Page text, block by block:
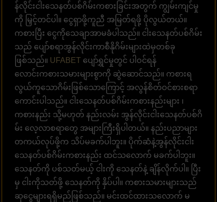
န်လိုင်းငါးသေနတ်ပစ်ဂိမ်းကစားခြင်းအတွက် ကျွမ်းကျင်မှု
ကို မြှင့်တင်ပါ။ ငွေရှာဖို့ကူညီ အမြတ်ရဖို့ ပိုလွယ်တယ်။
ကစားပြီး ငွေကိုသေချာအာမခံပါသည်။ ငါးသေနတ်ပစ်ဂိမ်း
သည် ပျော်စရာအွန်လိုင်းကာစီနိုဂိမ်းများထဲမှတစ်ခု
ဖြစ်သည်။ UFABET ပျော်ရွှင်မှုတွင် ပါဝင်ရန်
လောင်းကစားသမားများစွာကို ဆွဲဆောင်သည်။ ကစားရ
လွယ်ကူသောဂိမ်းဖြစ်သောကြောင့် အလွန်စိတ်ဝင်စားစရာ
ကောင်းပါသည်။ ငါးသေနတ်ပစ်ဂိမ်းကစားနည်းများ ၊
ကစားနည်း သို့မဟုတ် နည်းလမ်း အွန်လိုင်းငါးသေနတ်ပစ်ဂိ
မ်း လေ့လာစရာတွေ အများကြီးရှိပါတယ်။ နည်းပညာများ
တကယ်လုပ်ဖို့က သိပ်မခက်ပါဘူး။ ပိုက်ဆံနဲ့အွန်လိုင်းငါး
သေနတ်ပစ်ဂိမ်းကစားနည်း ထင်သလောက် မခက်ပါဘူး။
သေနတ်ကို ပစ်သတ်မယ့် ငါးကို သေနတ်နဲ့ ချိန်လိုက်ပါ။ ပြီး
မှ ငါးကိုသတ်ဖို့ သေနတ်ကို နှိပ်ပါ။ ကစားသမားများသည်
ဆုငွေများရရှိမည်ဖြစ်သည်။ မင်းထင်ထားသလောက် မ